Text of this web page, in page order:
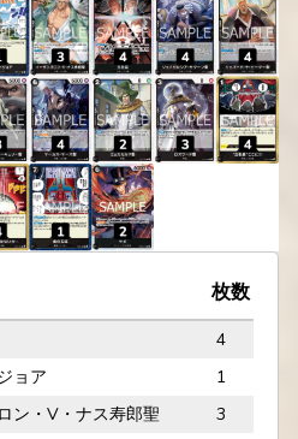
枚数
4
ョア
1
ン・V・ナス寿郎聖
3